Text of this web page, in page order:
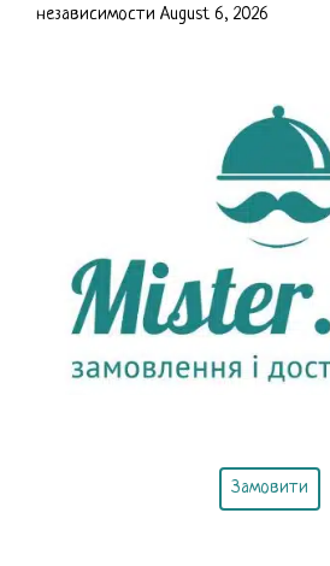
независимости August 6, 2026
Замовити